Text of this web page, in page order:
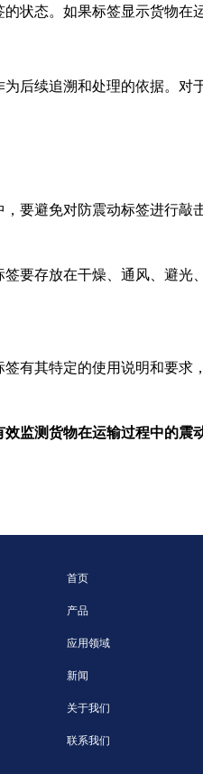
状态。如果标签显示货物
后续追溯和处理的依据。
要避免对防震动标签进行敲
签要存放在干燥、通风、避
签有其特定的使用说明和要
监测货物在运输过程中的
首页
产品
应用领域
新闻
关于我们
联系我们